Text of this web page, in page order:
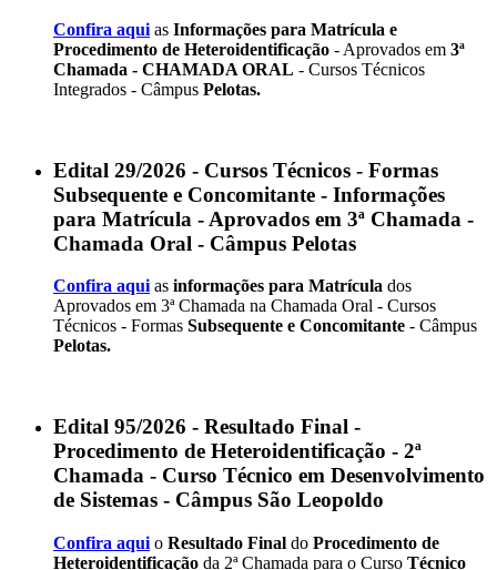
Confira aqui as Informações para Matrícula e
Procedimento de Heteroidentificação - Aprovados em 3ª
Chamada - CHAMADA ORAL - Cursos Técnicos
Integrados - Câmpus Pelotas.
Edital 29/2026 - Cursos Técnicos - Formas
Subsequente e Concomitante - Informações
para Matrícula - Aprovados em 3ª Chamada -
Chamada Oral - Câmpus Pelotas
Confira aqui as informações para Matrícula dos
Aprovados em 3ª Chamada na Chamada Oral - Cursos
Técnicos - Formas Subsequente e Concomitante - Câmpus
Pelotas.
Edital 95/2026 - Resultado Final -
Procedimento de Heteroidentificação - 2ª
Chamada - Curso Técnico em Desenvolvimento
de Sistemas - Câmpus São Leopoldo
Confira aqui o Resultado Final do Procedimento de
Heteroidentificação da 2ª Chamada para o Curso Técnico